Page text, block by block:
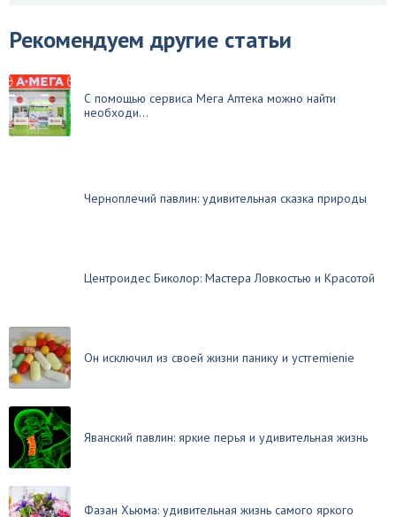
Рекомендуем другие статьи
С помощью сервиса Мега Аптека можно найти
необходи...
Черноплечий павлин: удивительная сказка природы
Центроидес Биколор: Мастера Ловкостью и Красотой
Он исключил из своей жизни панику и устremienie
Яванский павлин: яркие перья и удивительная жизнь
Фазан Хьюма: удивительная жизнь самого яркого